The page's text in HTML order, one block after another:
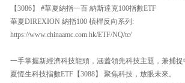
【3086】 #華夏納指一百 納斯達克100指數ETF
華夏DIREXION 納指100 槓桿反向系列:
https://www.chinaamc.com.hk/ETF/NQ/tc/
一手掌握新經濟科技龍頭，涵蓋領先科技主題，兼捕
夏恆生科技指數ETF【3088】 聚焦科技，放眼未來。